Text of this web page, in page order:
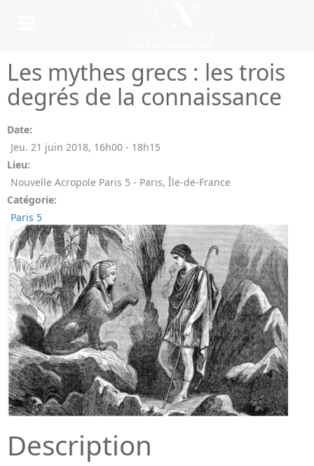
Les mythes grecs : les trois
degrés de la connaissance
Date:
Jeu. 21 juin 2018, 16h00 - 18h15
Lieu:
Nouvelle Acropole Paris 5 - Paris, Île-de-France
Catégorie:
Paris 5
Description